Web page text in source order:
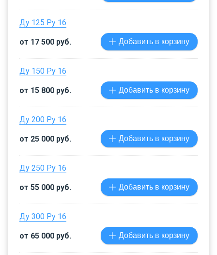
Ду 125 Ру 16
от 17 500 руб. Добавить в корзину
Ду 150 Ру 16
от 15 800 руб. Добавить в корзину
Ду 200 Ру 16
от 25 000 руб. Добавить в корзину
Ду 250 Ру 16
от 55 000 руб. Добавить в корзину
Ду 300 Ру 16
от 65 000 руб. Добавить в корзину